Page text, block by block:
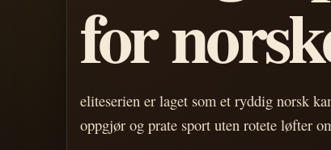
for
eliteserien er laget som et ryddig norsk
oppgjør og prate sport uten rotete løfter